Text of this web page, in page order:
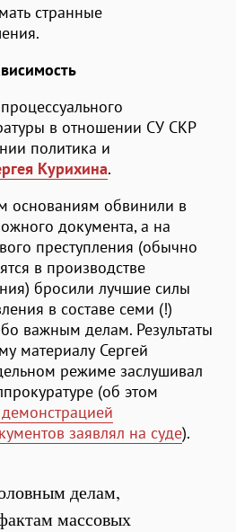
странные
в отношении СУ СКР
политика и
Курихина.
основаниям обвинили в
документа, а на
преступления (обычно
в производстве
бросили лучшие силы
в составе семи (!)
важным делам. Результаты
материалу Сергей
режиме заслушивал
(об этом
заявлял на суде).
делам,
массовых